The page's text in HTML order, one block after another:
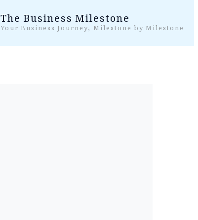
جائیں۔
The Business Milestone
Your Business Journey, Milestone by Milestone